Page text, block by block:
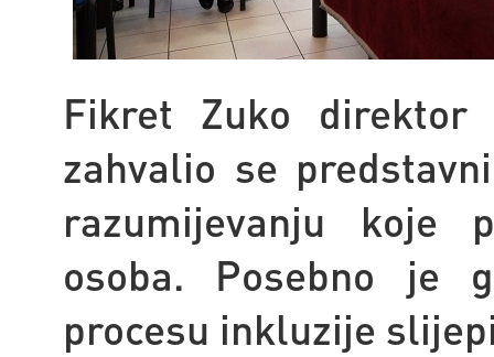
Fikret Zuko direktor
zahvalio se
razumijevanju koje
osoba. Posebno je
procesu inkluzije